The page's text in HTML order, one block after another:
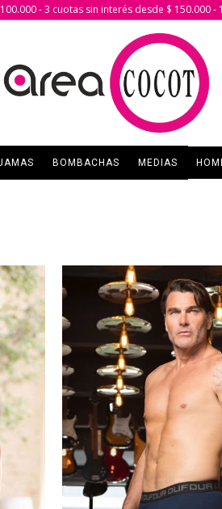
- 3 cuotas sin interés desde $
BOMBACHAS MEDIAS